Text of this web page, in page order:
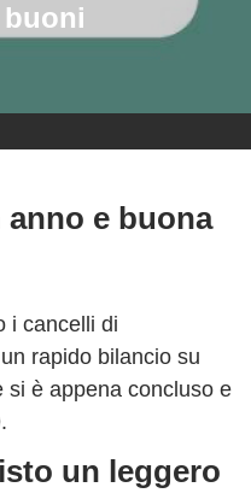
e buona
i cancelli di
rapido bilancio su
si è appena concluso e
un leggero